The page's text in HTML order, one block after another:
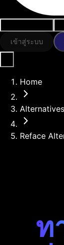
เข้าสู่ระบบ
Home
Alternatives
Reface
ท